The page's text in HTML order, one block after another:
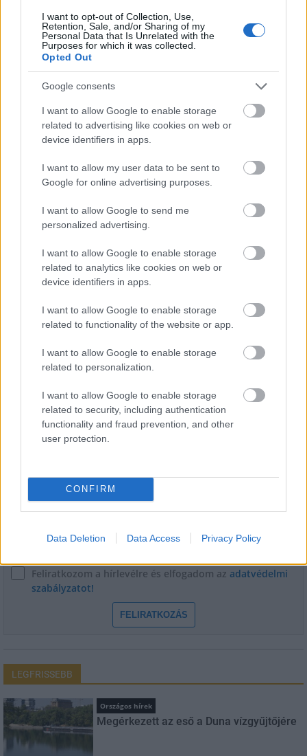
I want to opt-out of Collection, Use,
Retention, Sale, and/or Sharing of my
Personal Data that Is Unrelated with the
Purposes for which it was collected.
Opted Out
Google consents
I want to allow Google to enable storage
related to advertising like cookies on web or
device identifiers in apps.
I want to allow my user data to be sent to
Google for online advertising purposes.
I want to allow Google to send me
personalized advertising.
I want to allow Google to enable storage
related to analytics like cookies on web or
device identifiers in apps.
I want to allow Google to enable storage
related to functionality of the website or app.
I want to allow Google to enable storage
related to personalization.
I want to allow Google to enable storage
related to security, including authentication
functionality and fraud prevention, and other
user protection.
CONFIRM
Data Deletion Data Access Privacy Policy
Nagy igazolás - Sokszoros bajnok érkezik a
Fehérvárhoz
Miért kulcsfontosságú a korszerű légtechnika az
HÍRLEVÉL
Név
Feliratkozom a hírlevélre és elfogadom az adatvédelmi
szabályzatot!
FELIRATKOZÁS
LEGFRISSEBB
Országos hírek
Megérkezett az eső a Duna vízgyűjtőjére